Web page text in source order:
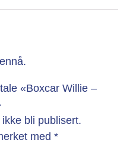
«Boxcar Willie –
bli publisert.
med *